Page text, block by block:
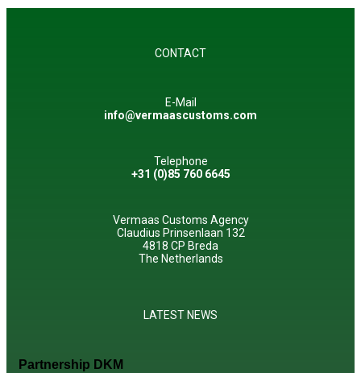
CONTACT
E-Mail
info@vermaascustoms.com
Telephone
+31 (0)85 760 6645
Vermaas Customs Agency
Claudius Prinsenlaan 132
4818 CP Breda
The Netherlands
LATEST NEWS
Partnership DKM